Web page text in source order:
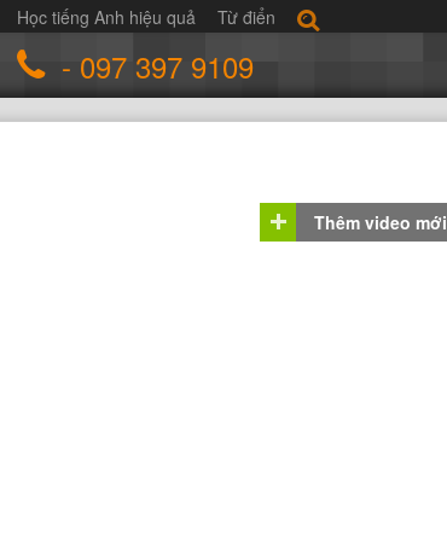
Học tiếng Anh hiệu quả Từ điển
- 097 397 9109
Thêm video mới